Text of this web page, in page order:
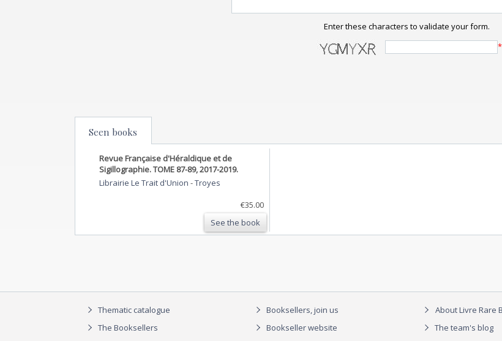
Enter these characters to validate your form.
*
Seen books
Revue Française d'Héraldique et de
Sigillographie. TOME 87-89, 2017-2019.
Librairie Le Trait d'Union -Troyes
€35.00
See the book
Thematic catalogue
The Booksellers
Booksellers, join us
Bookseller website
About Livre Rare
The team's blog